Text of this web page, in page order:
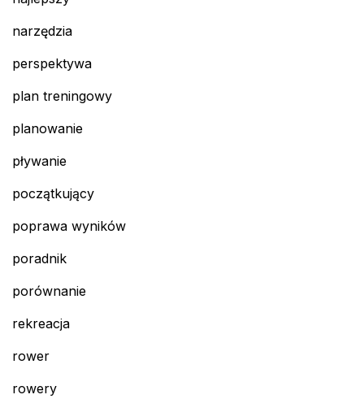
narzędzia
perspektywa
plan treningowy
planowanie
pływanie
początkujący
poprawa wyników
poradnik
porównanie
rekreacja
rower
rowery